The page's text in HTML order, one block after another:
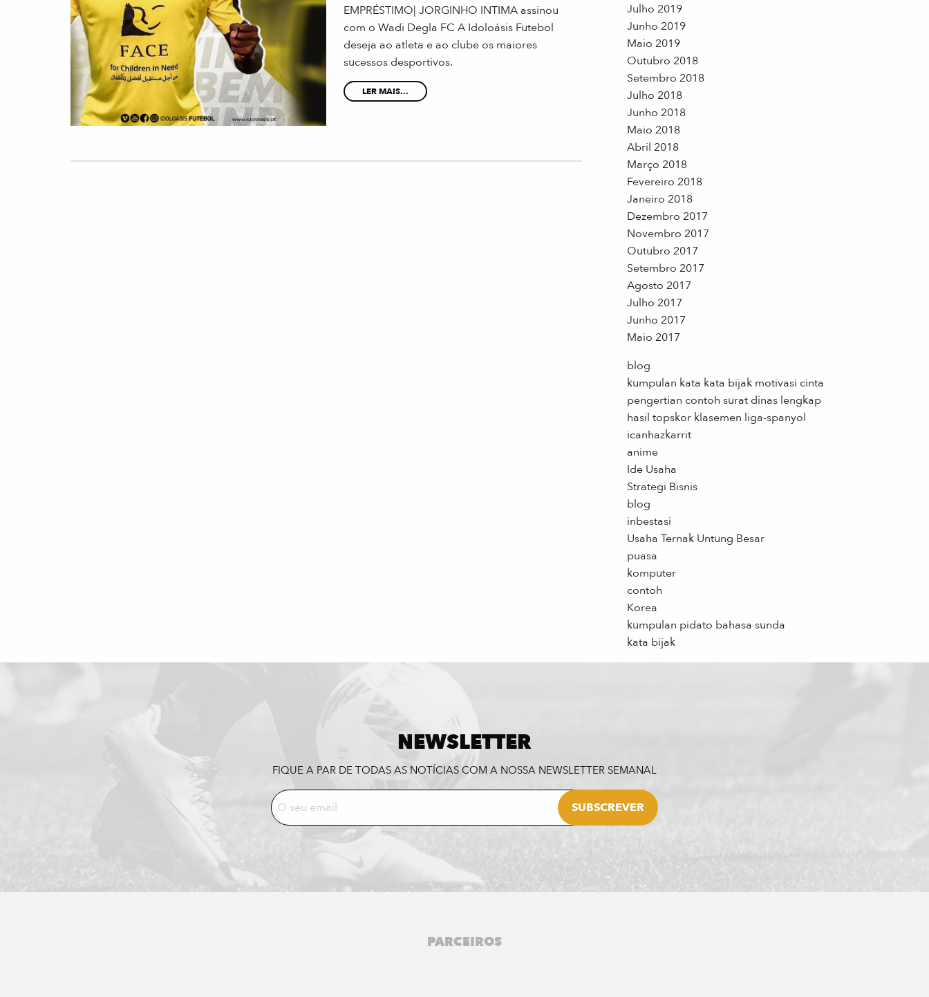
EMPRÉSTIMO| JORGINHO INTIMA assinou
com o Wadi Degla FC A Idoloásis Futebol
deseja ao atleta e ao clube os maiores
sucessos desportivos.
LER MAIS...
Julho 2019
Junho 2019
Maio 2019
Outubro 2018
Setembro 2018
Julho 2018
Junho 2018
Maio 2018
Abril 2018
Março 2018
Fevereiro 2018
Janeiro 2018
Dezembro 2017
Novembro 2017
Outubro 2017
Setembro 2017
Agosto 2017
Julho 2017
Junho 2017
Maio 2017
blog
kumpulan kata kata bijak motivasi cinta
pengertian contoh surat dinas lengkap
hasil topskor klasemen liga-spanyol
icanhazkarrit
anime
Ide Usaha
Strategi Bisnis
blog
inbestasi
Usaha Ternak Untung Besar
puasa
komputer
contoh
Korea
kumpulan pidato bahasa sunda
kata bijak
NEWSLETTER
FIQUE A PAR DE TODAS AS NOTÍCIAS COM A NOSSA NEWSLETTER SEMANAL
PARCEIROS